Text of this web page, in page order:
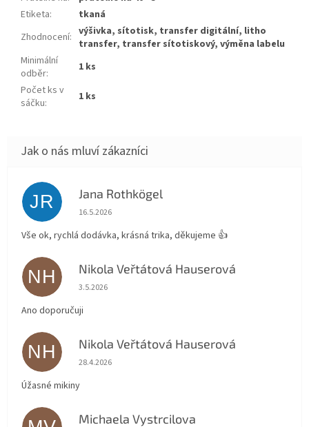
Etiketa:
tkaná
Zhodnocení: výšivka, sítotisk, transfer digitální, litho
transfer, transfer sítotiskový, výměna labelu
Minimální
odběr:
1 ks
Počet ks v
sáčku: 1 ks
JR Jana Rothkögel
Hodnocení obchodu je 5 z 5 hvězdiček.
16.5.2026
Vše ok, rychlá dodávka, krásná trika, děkujeme 👍
NH Nikola Veřtátová Hauserová
Hodnocení obchodu je 5 z 5 hvězdiček.
3.5.2026
Ano doporučuji
NH Nikola Veřtátová Hauserová
Hodnocení obchodu je 5 z 5 hvězdiček.
28.4.2026
Úžasné mikiny
Michaela Vystrcilova